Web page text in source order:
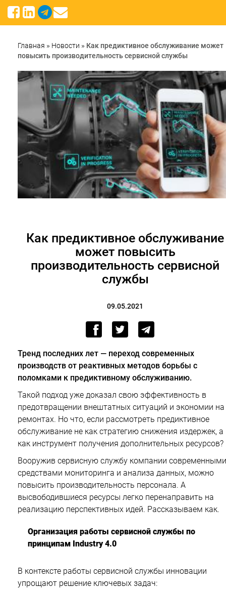
Главная » Новости » Как предиктивное обслуживание может
повысить производительность сервисной службы
Как предиктивное обслуживание
может повысить
производительность сервисной
службы
09.05.2021
Тренд последних лет — переход современных
производств от реактивных методов борьбы с
поломками к предиктивному обслуживанию.
Такой подход уже доказал свою эффективность в
предотвращении внештатных ситуаций и экономии на
ремонтах. Но что, если рассмотреть предиктивное
обслуживание не как стратегию снижения издержек, а
как инструмент получения дополнительных ресурсов?
Вооружив сервисную службу компании современными
средствами мониторинга и анализа данных, можно
повысить производительность персонала. А
высвободившиеся ресурсы легко перенаправить на
реализацию перспективных идей. Рассказываем как.
Организация работы сервисной службы по
принципам Industry 4.0
В контексте работы сервисной службы инновации
упрощают решение ключевых задач: